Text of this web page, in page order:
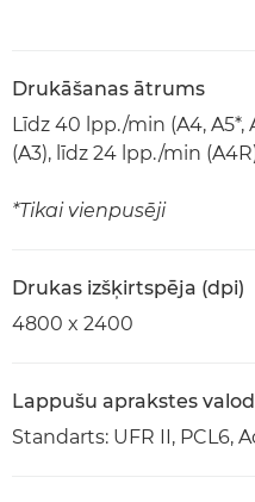
Drukāšanas ātrums
Līdz 40 lpp./min (A4, A5*,
(A3), līdz 24 lpp./min
*Tikai vienpusēji
Drukas izšķirtspēja (dpi)
4800 x 2400
Lappušu aprakstes
Standarts: UFR II, PCL6,